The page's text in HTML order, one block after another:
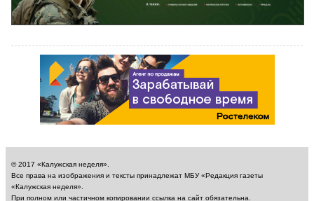
© 2017 «Калужская неделя».
Все права на изображения и тексты принадлежат МБУ «Редакция газеты
«Калужская неделя».
При полном или частичном копировании ссылка на сайт обязательна.